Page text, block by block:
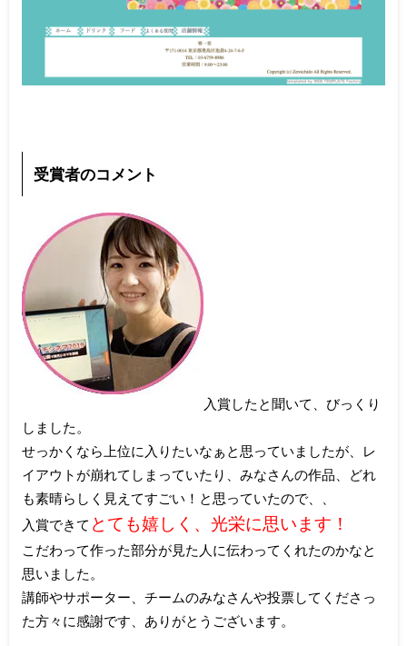
受賞者のコメント
入賞したと聞いて、びっくり
しました。
せっかくなら上位に入りたいなぁと思っていましたが、レ
イアウトが崩れてしまっていたり、みなさんの作品、どれ
も素晴らしく見えてすごい！と思っていたので、、
入賞できて とても嬉しく、光栄に思います！
こだわって作った部分が見た人に伝わってくれたのかなと
思いました。
講師やサポーター、チームのみなさんや投票してくださっ
た方々に感謝です、ありがとうございます。